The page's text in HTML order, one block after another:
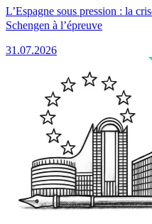
L’Espagne sous pression : la
Schengen à l’épreuve
31.07.2026